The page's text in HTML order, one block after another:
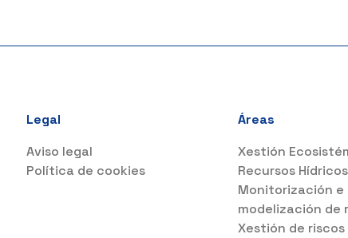
Legal
Aviso legal
Política de cookies
Áreas
Xestión
Recursos Hídricos
Monitorización e
modelización de
Xestión de